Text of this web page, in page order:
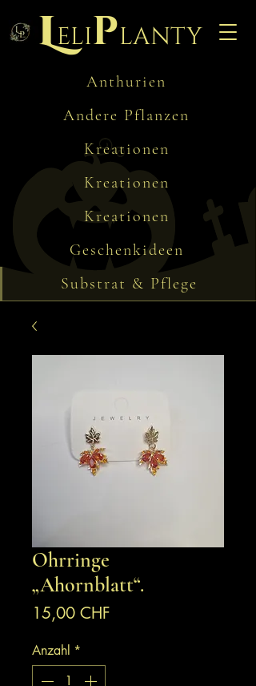
Leliplanty
Anthurien
Andere Pflanzen
Kreationen
Kreationen
Kreationen
Geschenkideen
Substrat & Pflege
Ohrringe
„Ahornblatt“.
15,00 CHF
Anzahl *